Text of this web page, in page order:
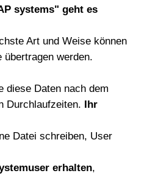
systems" geht es
Art und Weise können
übertragen werden.
diese Daten nach dem
Durchlaufzeiten. Ihr
Datei schreiben, User
erhalten,